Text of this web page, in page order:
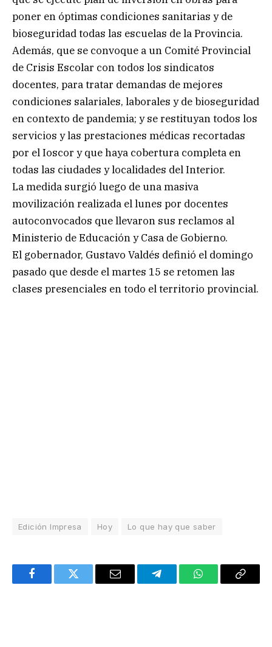
poner en óptimas condiciones sanitarias y de
bioseguridad todas las escuelas de la Provincia.
Además, que se convoque a un Comité Provincial
de Crisis Escolar con todos los sindicatos
docentes, para tratar demandas de mejores
condiciones salariales, laborales y de bioseguridad
en contexto de pandemia; y se restituyan todos los
servicios y las prestaciones médicas recortadas
por el Ioscor y que haya cobertura completa en
todas las ciudades y localidades del Interior.
La medida surgió luego de una masiva
movilización realizada el lunes por docentes
autoconvocados que llevaron sus reclamos al
Ministerio de Educación y Casa de Gobierno.
El gobernador, Gustavo Valdés definió el domingo
pasado que desde el martes 15 se retomen las
clases presenciales en todo el territorio provincial.
Edición Impresa Hoy Lo que hay que saber
FacebookTwitter Email TelegramWhatsAppCopy